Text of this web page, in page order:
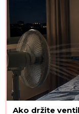
Ako držite